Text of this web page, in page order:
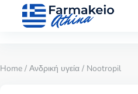
Home / Ανδρική υγεία / Nootropil